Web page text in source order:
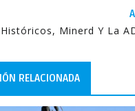
Minerd Y La
RELACIONADA